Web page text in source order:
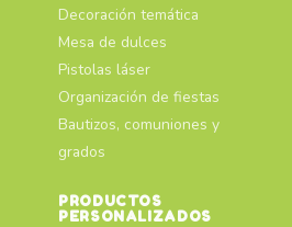
Decoración temática
Mesa de dulces
Pistolas láser
Organización de fiestas
Bautizos, comuniones y
grados
PRODUCTOS
PERSONALIZADOS